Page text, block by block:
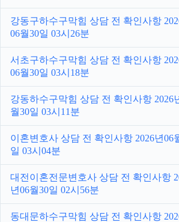
강동구하수구막힘 상담 전 확인사항
06월30일 03시26분
서초구하수구막힘 상담 전 확인사항
06월30일 03시18분
강동하수구막힘 상담 전 확인사항 2026
월30일 03시11분
이혼변호사 상담 전 확인사항 2026년06
일 03시04분
대전이혼전문변호사 상담 전 확인사항
년06월30일 02시56분
동대문하수구막힘 상담 전 확인사항